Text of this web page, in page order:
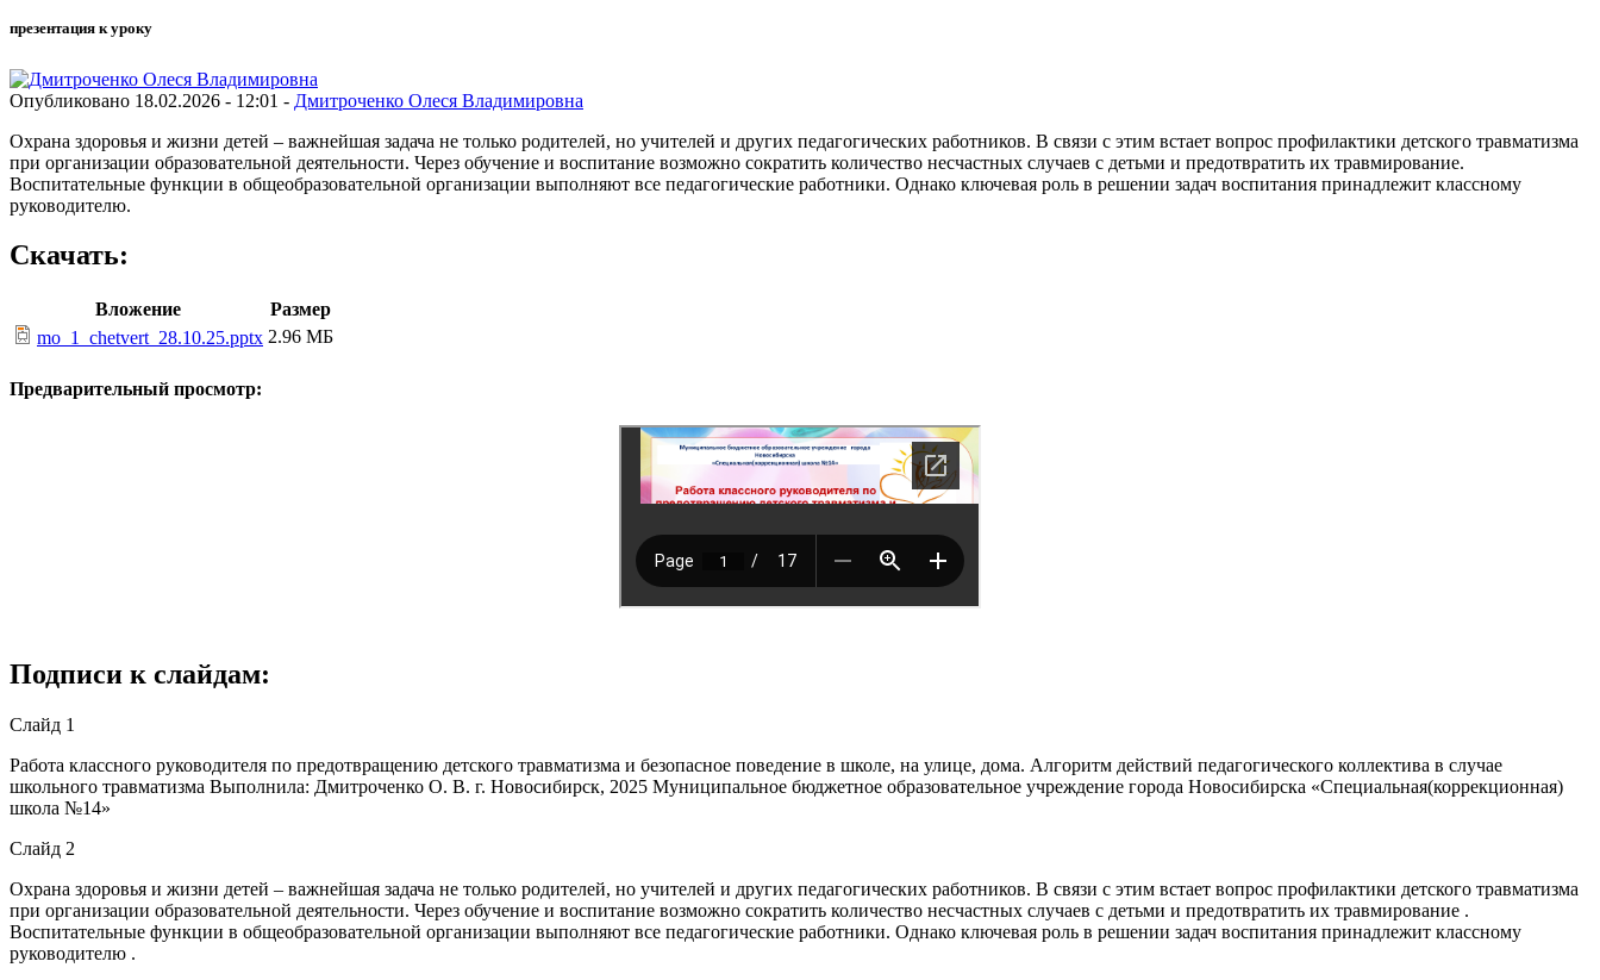
презентация к уроку
Опубликовано 18.02.2026 - 12:01 - Дмитроченко Олеся Владимировна
Охрана здоровья и жизни детей – важнейшая задача не только родителей, но учителей и других педагогических работников. В связи с этим встает вопрос профилактики детского травматизма
при организации образовательной деятельности. Через обучение и воспитание возможно сократить количество несчастных случаев с детьми и предотвратить их травмирование.
Воспитательные функции в общеобразовательной организации выполняют все педагогические работники. Однако ключевая роль в решении задач воспитания принадлежит классному
руководителю.
Скачать:
Вложение
Размер
mo_1_chetvert_28.10.25.pptx 2.96 МБ
Предварительный просмотр:
Подписи к слайдам:
Слайд 1
Работа классного руководителя по предотвращению детского травматизма и безопасное поведение в школе, на улице, дома. Алгоритм действий педагогического коллектива в случае
школьного травматизма Выполнила: Дмитроченко О. В. г. Новосибирск, 2025 Муниципальное бюджетное образовательное учреждение города Новосибирска «Специальная(коррекционная)
школа №14»
Слайд 2
Охрана здоровья и жизни детей – важнейшая задача не только родителей, но учителей и других педагогических работников. В связи с этим встает вопрос профилактики детского травматизма
при организации образовательной деятельности. Через обучение и воспитание возможно сократить количество несчастных случаев с детьми и предотвратить их травмирование .
Воспитательные функции в общеобразовательной организации выполняют все педагогические работники. Однако ключевая роль в решении задач воспитания принадлежит классному
руководителю .